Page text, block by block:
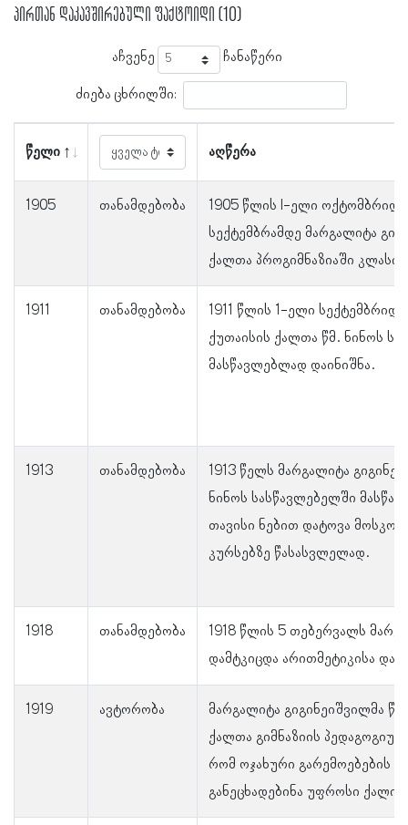
პირთან დაკავშირებული ფაქტოიდი (10)
აჩვენე ჩანაწერი
ძიება ცხრილში:
წელი აღწერა
1905 თანამდებობა
1905 წლის I-ელი
სექტემბრამდე მარგალიტა
ქალთა პროგიმნაზიაში
1911 თანამდებობა
1911 წლის 1-ელი
ქუთაისის ქალთა წმ. ნინოს
მასწავლებლად დაინიშნა.
1913 თანამდებობა
1913 წელს მარგალიტა
ნინოს სასწავლებელში
თავისი ნებით დატოვა
კურსებზე წასასვლელად.
1918 თანამდებობა
1918 წლის 5 თებერვალს
დამტკიცდა არითმეტიკისა და
1919 ავტორობა
მარგალიტა გიგინეიშვილმა
ქალთა გიმნაზიის
რომ ოჯახური გარემოებების
განეცხადებინა უფროსი